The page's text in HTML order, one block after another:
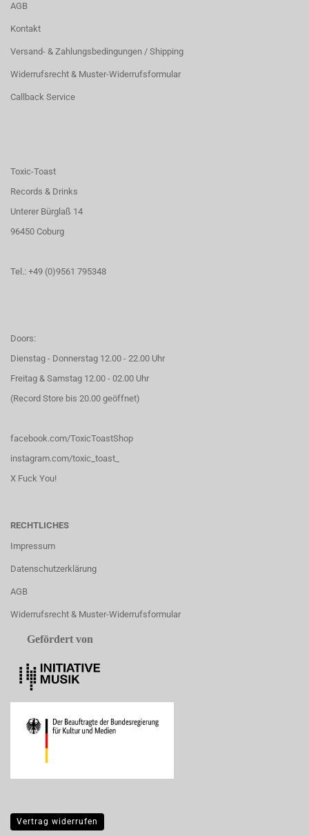
AGB
Kontakt
Versand- & Zahlungsbedingungen / Shipping
Widerrufsrecht & Muster-Widerrufsformular
Callback Service
Toxic-Toast
Records & Drinks
Unterer Bürglaß 14
96450 Coburg
Tel.: +49 (0)9561 795348
Doors:
Dienstag - Donnerstag 12.00 - 22.00 Uhr
Freitag & Samstag 12.00 - 02.00 Uhr
(Record Store bis 20.00 geöffnet)
facebook.com/ToxicToastShop
instagram.com/toxic_toast_
X Fuck You!
RECHTLICHES
Impressum
Datenschutzerklärung
AGB
Widerrufsrecht & Muster-Widerrufsformular
Gefördert von
Vertrag widerrufen